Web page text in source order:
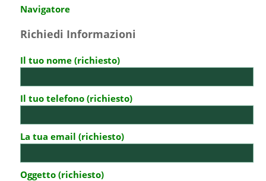
Navigatore
Richiedi Informazioni
Il tuo nome (richiesto)
Il tuo telefono (richiesto)
La tua email (richiesto)
Oggetto (richiesto)